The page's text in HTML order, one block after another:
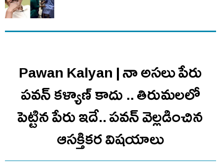
Pawan Kalyan | నా అసలు పేరు
పవన్ కళ్యాణ్ కాదు .. తిరుమలలో
పెట్టిన పేరు ఇదే.. ప‌వ‌న్ వెల్లడించిన
ఆస‌క్తిక‌ర విష‌యాలు